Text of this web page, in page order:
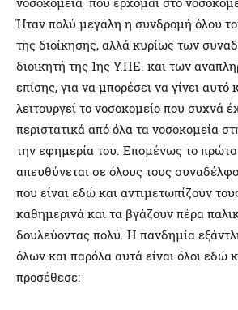
Ήταν πολύ μεγάλη η συνδρομή όλου
της διοίκησης, αλλά κυρίως των
διοικητή της 1ης Υ.ΠΕ. και των
επίσης, για να μπορέσει να γίνει
λειτουργεί το νοσοκομείο που συχνά
περιστατικά από όλα τα νοσοκομεία
την εφημερία του. Επομένως το
απευθύνεται σε όλους τους
που είναι εδώ και αντιμετωπίζουν
καθημερινά και τα βγάζουν πέρα
δουλεύοντας πολύ. Η πανδημία
όλων και παρόλα αυτά είναι όλοι εδώ
προσέθεσε: